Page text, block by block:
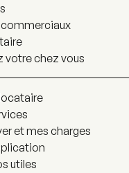
votre chez vous
et mes charges
utiles